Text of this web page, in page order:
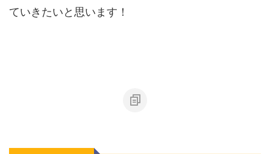
ていきたいと思います！